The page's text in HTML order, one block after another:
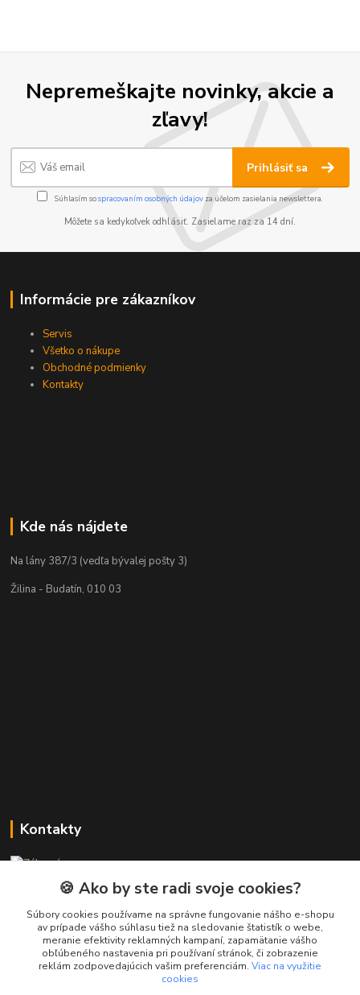
Nepremeškajte novinky, akcie a
zľavy!
Prihlásiť sa
Súhlasím sospracovaním osobných údajov za účelom zasielania newslettera.
Môžete sa kedykoľvek odhlásiť. Zasielame raz za 14 dní.
Informácie pre zákazníkov
Servis
Všetko o nákupe
Obchodné podmienky
Kontakty
Kde nás nájdete
Na lány 387/3 (vedľa bývalej pošty 3)
Žilina - Budatín, 010 03
Kontakty
+421 911 010 560
Po-Pia, 13-17 hod.
info@presmartfon.sk
🍪 Ako by ste radi svoje cookies?
Súbory cookies používame na správne fungovanie nášho e-shopu
av prípade vášho súhlasu tiež na sledovanie štatistík o webe,
meranie efektivity reklamných kampaní, zapamätanie vášho
obľúbeného nastavenia pri používaní stránok, či zobrazenie
reklám zodpovedajúcich vašim preferenciám. Viac na využitie
cookies